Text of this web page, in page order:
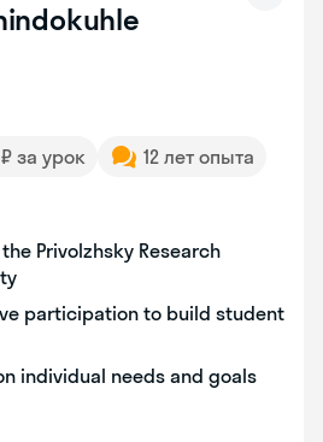
за урок
12 лет опыта
Privolzhsky Research
participation to build student
individual needs and goals